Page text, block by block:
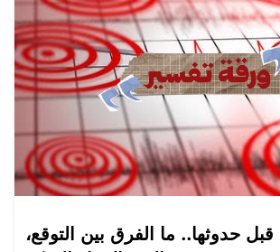
قبل حدوثها.. ما الفرق بين التوقع،